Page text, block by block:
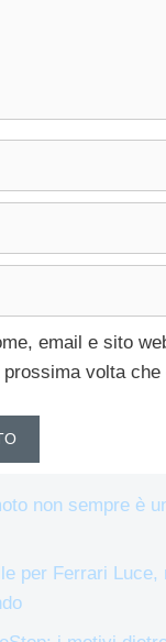
email e sito
volta che
non sempre è
per Ferrari Luce,